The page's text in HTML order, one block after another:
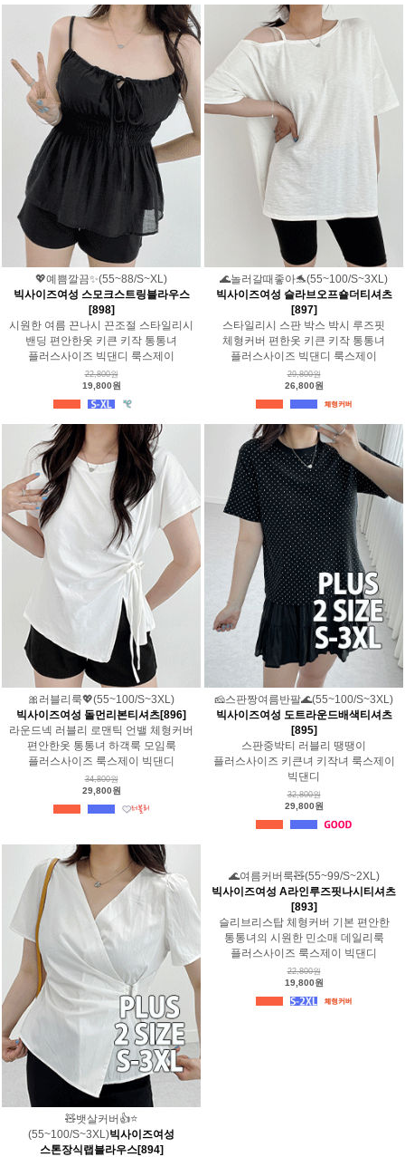
💖예쁨깔끔✨(55~88/S~XL)
빅사이즈여성 스모크스트링블라우스
[898]
시원한 여름 끈나시 끈조절 스타일리시
밴딩 편안한옷 키큰 키작 통통녀
플러스사이즈 빅댄디 룩스제이
22,800원
19,800원
🌊놀러갈때좋아🐬(55~100/S~3XL)
빅사이즈여성 슬라브오프숄더티셔츠
[897]
스타일리시 스판 박스 박시 루즈핏
체형커버 편한옷 키큰 키작 통통녀
플러스사이즈 빅댄디 룩스제이
29,800원
26,800원
🎀러블리룩💖(55~100/S~3XL)
빅사이즈여성 돌먼리본티셔츠[896]
라운드넥 러블리 로맨틱 언밸 체형커버
편안한옷 통통녀 하객룩 모임룩
플러스사이즈 룩스제이 빅댄디
34,800원
29,800원
🧀스판짱여름반팔🌊(55~100/S~3XL)
빅사이즈여성 도트라운드배색티셔츠
[895]
스판중박티 러블리 땡땡이
플러스사이즈 키큰녀 키작녀 룩스제이
빅댄디
32,800원
29,800원
🧸뱃살커버👍⭐️
(55~100/S~3XL)빅사이즈여성
스톤장식랩블라우스[894]
🌊여름커버룩🧸(55~99/S~2XL)
빅사이즈여성 A라인루즈핏나시티셔츠
[893]
슬리브리스탑 체형커버 기본 편안한
통통녀의 시원한 민소매 데일리룩
플러스사이즈 룩스제이 빅댄디
22,800원
19,800원